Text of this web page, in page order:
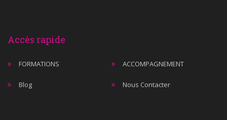
Accès rapide
FORMATIONS ACCOMPAGNEMENT
Blog Nous Contacter